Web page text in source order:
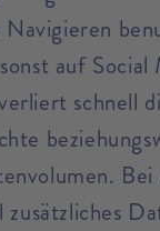
auf Social
schnell